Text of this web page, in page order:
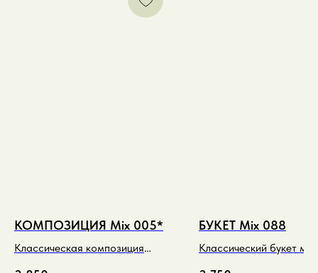
КОМПОЗИЦИЯ Mix 005*
Классическая композиция
БУКЕТ Mix 088
Классический букет